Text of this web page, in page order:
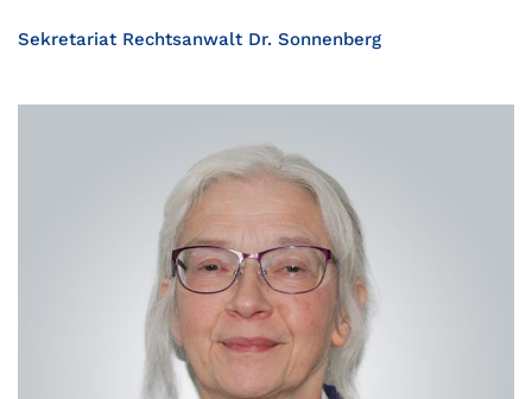
Sekretariat Rechtsanwalt Dr. Sonnenberg